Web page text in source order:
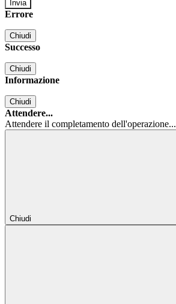
Errore
Chiudi
Successo
Chiudi
Informazione
Chiudi
Attendere...
Attendere il completamento dell'operazione...
Chiudi